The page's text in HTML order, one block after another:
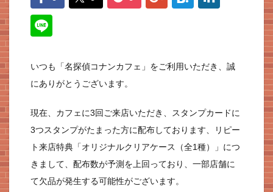
n
いつも「名探偵コナンカフェ」をご利用いただき、誠
にありがとうございます。
現在、カフェに3回ご来店いただき、スタンプカードに
3つスタンプがたまった方に配布しております、リピー
ト来店特典「オリジナルクリアケース（全1種）」につ
きまして、配布数が予測を上回っており、一部店舗に
て欠品が発生する可能性がございます。